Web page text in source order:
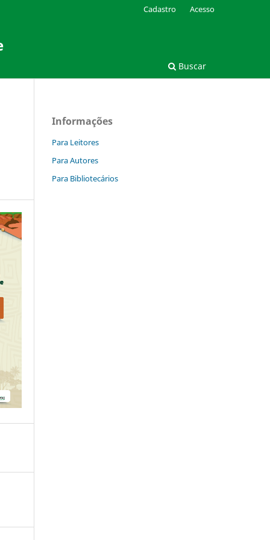
Buscar
Cadastro Acesso
Informações
Para Leitores
Para Autores
Para Bibliotecários